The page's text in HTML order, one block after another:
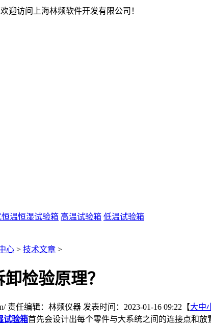
迎访问上海林频软件开发有限公司！
恒温恒湿试验箱 高温试验箱 低温试验箱
心 > 技术文章 >
检验原理？
责任编辑：林频仪器 发表时间：2023-01-16 09:22【大中
试验箱首先会设计出每个零件与大系统之间的连接点和